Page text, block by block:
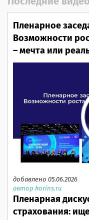
Пленарное
Возможности
– мечта или
добавлено 05.06.2026
автор korins.ru
Пленарная
страхования: